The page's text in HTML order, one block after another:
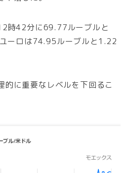
時42分に69.77ルーブルと
ーロは74.95ルーブルと1.22
的に重要なレベルを下回るこ